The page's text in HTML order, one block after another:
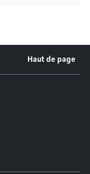
Haut de page